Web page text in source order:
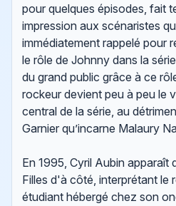
pour quelques épisodes, fait
impression aux scénaristes
immédiatement rappelé pour
le rôle de Johnny dans la
du grand public grâce à ce
rockeur devient peu à peu le
central de la série, au
Garnier qu’incarne Malaury
En 1995, Cyril Aubin apparaît
Filles d'à côté, interprétant le
étudiant hébergé chez son